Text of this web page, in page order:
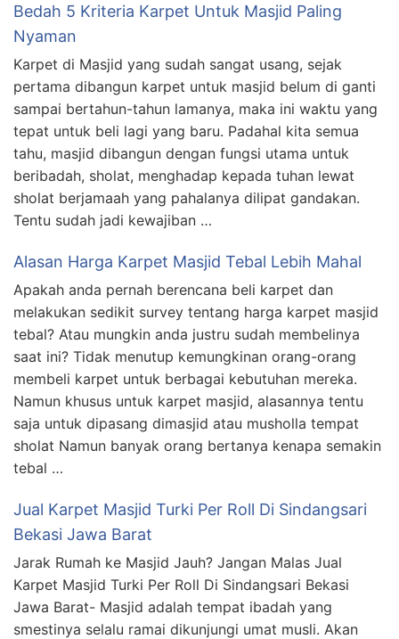
Bedah 5 Kriteria Karpet Untuk Masjid Paling
Nyaman
Karpet di Masjid yang sudah sangat usang, sejak
pertama dibangun karpet untuk masjid belum di ganti
sampai bertahun-tahun lamanya, maka ini waktu yang
tepat untuk beli lagi yang baru. Padahal kita semua
tahu, masjid dibangun dengan fungsi utama untuk
beribadah, sholat, menghadap kepada tuhan lewat
sholat berjamaah yang pahalanya dilipat gandakan.
Tentu sudah jadi kewajiban …
Alasan Harga Karpet Masjid Tebal Lebih Mahal
Apakah anda pernah berencana beli karpet dan
melakukan sedikit survey tentang harga karpet masjid
tebal? Atau mungkin anda justru sudah membelinya
saat ini? Tidak menutup kemungkinan orang-orang
membeli karpet untuk berbagai kebutuhan mereka.
Namun khusus untuk karpet masjid, alasannya tentu
saja untuk dipasang dimasjid atau musholla tempat
sholat Namun banyak orang bertanya kenapa semakin
tebal …
Jual Karpet Masjid Turki Per Roll Di Sindangsari
Bekasi Jawa Barat
Jarak Rumah ke Masjid Jauh? Jangan Malas Jual
Karpet Masjid Turki Per Roll Di Sindangsari Bekasi
Jawa Barat- Masjid adalah tempat ibadah yang
smestinya selalu ramai dikunjungi umat musli. Akan